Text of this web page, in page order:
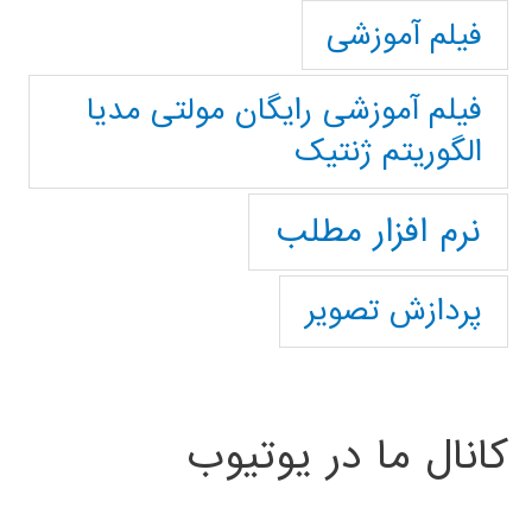
فیلم آموزشی
فیلم آموزشی رایگان مولتی مدیا
الگوریتم ژنتیک
نرم افزار مطلب
پردازش تصویر
کانال ما در یوتیوب